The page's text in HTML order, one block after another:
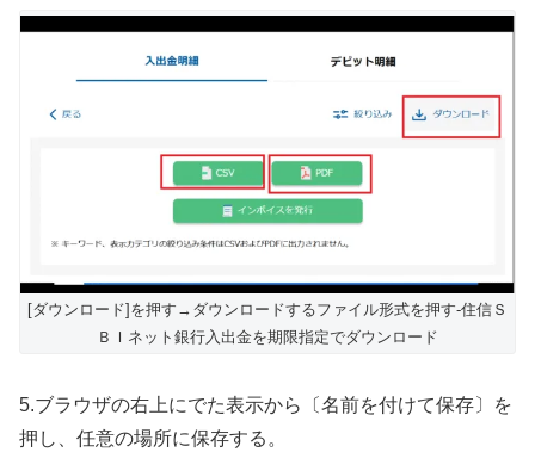
[ダウンロード]を押す→ダウンロードするファイル形式を押す-住信Ｓ
ＢＩネット銀行入出金を期限指定でダウンロード
5.ブラウザの右上にでた表示から〔名前を付けて保存〕を
押し、任意の場所に保存する。